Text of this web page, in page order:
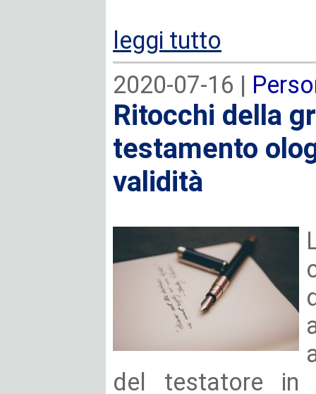
leggi tutto
2020-07-16 |
Ritocchi della
testamento
validità
del testatore in